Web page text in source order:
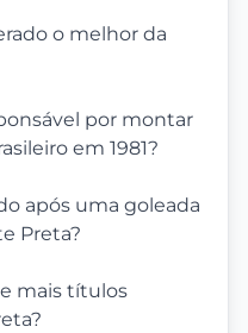
o melhor da
por montar
em 1981?
após uma goleada
Preta?
mais títulos